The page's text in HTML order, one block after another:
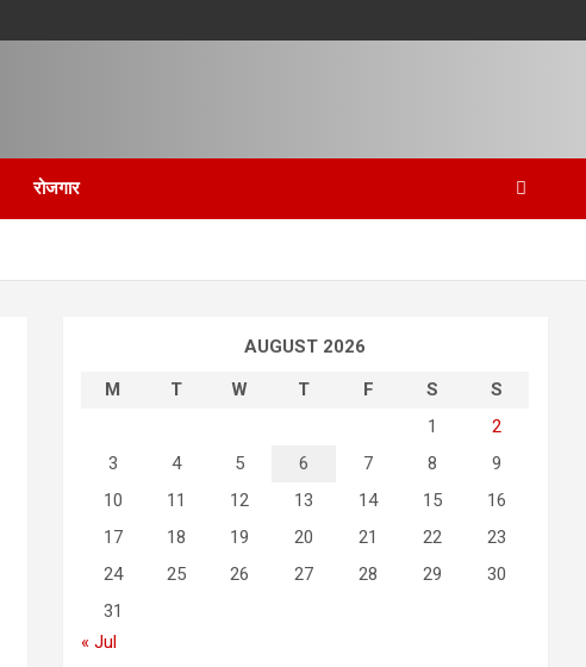
रोजगार
AUGUST 2026
M
T W T F S
S
1
2
3
4 5 6 7 8
9
10
11 12 13 14 15
16
17
18 19 20 21 22
23
24
25 26 27 28 29
30
31
« Jul